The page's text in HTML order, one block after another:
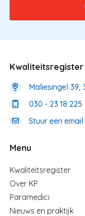
Maliesingel 39,
030 - 23 18 225
Stuur een email
Menu
Menu
Kwaliteitsregister
Over KP
Paramedici
Nieuws en praktijk